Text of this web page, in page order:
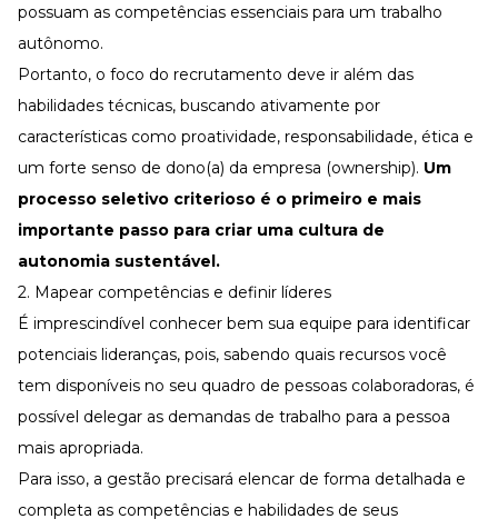
possuam as competências essenciais para um trabalho
autônomo.
Portanto, o foco do recrutamento deve ir além das
habilidades técnicas, buscando ativamente por
características como proatividade, responsabilidade, ética e
um forte senso de dono(a) da empresa (ownership). Um
processo seletivo criterioso é o primeiro e mais
importante passo para criar uma cultura de
autonomia sustentável.
2. Mapear competências e definir líderes
É imprescindível conhecer bem sua equipe para identificar
potenciais lideranças, pois, sabendo quais recursos você
tem disponíveis no seu quadro de pessoas colaboradoras, é
possível delegar as demandas de trabalho para a pessoa
mais apropriada.
Para isso, a gestão precisará elencar de forma detalhada e
completa as competências e habilidades de seus